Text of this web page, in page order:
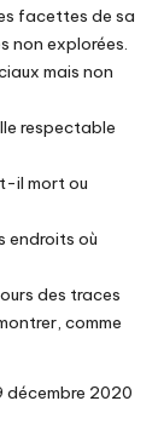
facettes de sa
non explorées.
mais non
respectable
il mort ou
endroits où
des traces
comme
décembre 2020